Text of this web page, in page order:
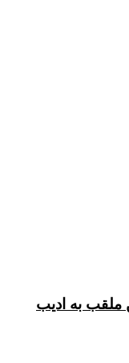
ملقب به ادیب